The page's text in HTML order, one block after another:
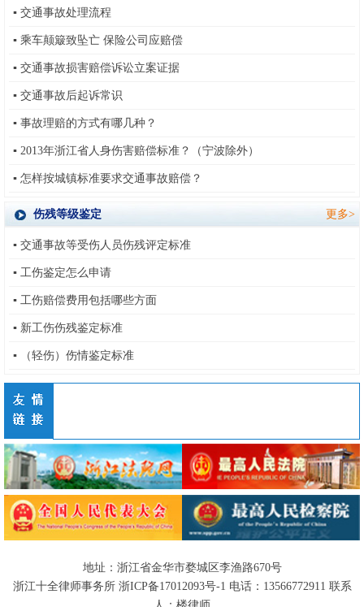
▪ 交通事故处理流程
▪ 乘车颠簸致坠亡 保险公司应赔偿
▪ 交通事故损害赔偿诉讼立案证据
▪ 交通事故后起诉常识
▪ 事故理赔的方式有哪几种？
▪ 2013年浙江省人身伤害赔偿标准？（宁波除外）
▪ 怎样按城镇标准要求交通事故赔偿？
更多>
伤残等级鉴定
▪ 交通事故等受伤人员伤残评定标准
▪ 工伤鉴定怎么申请
▪ 工伤赔偿费用包括哪些方面
▪ 新工伤伤残鉴定标准
▪ （轻伤）伤情鉴定标准
地址：浙江省金华市婺城区李渔路670号
浙江十全律师事务所 浙ICP备17012093号-1 电话： 13566772911 联系